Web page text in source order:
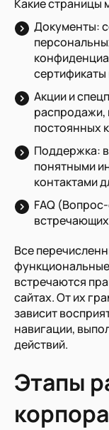
Какие страницы
Документы:
сертификаты
Акции и
распродажи,
постоянных
Поддержка:
понятными
контактами
FAQ
Все
встречаются
сайтах. От их
зависит
навигации,
действий.
Этапы